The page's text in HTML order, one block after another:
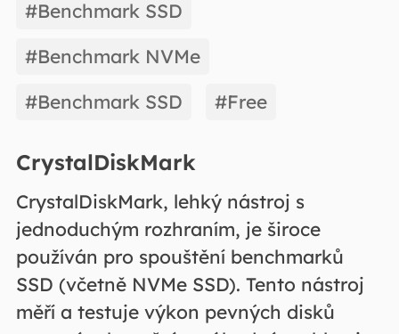
#Benchmark SSD
#Benchmark NVMe
#Benchmark SSD
#Free
CrystalDiskMark
CrystalDiskMark, lehký nástroj s
jednoduchým rozhraním, je široce
používán pro spouštění benchmarků
SSD (včetně NVMe SSD). Tento nástroj
měří a testuje výkon pevných disků